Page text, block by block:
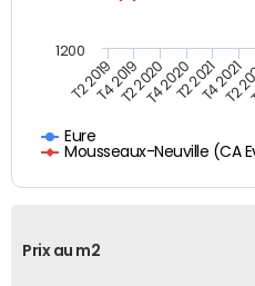
Eure
Mousseaux-Neuville (CA
T2 2019T4 2019T2 2020T4 2020T2 2021T4 2021
T2
1200
Prix au m2